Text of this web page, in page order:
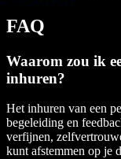
FAQ
Waarom zou ik
inhuren?
Het inhuren van een
begeleiding en
verfijnen,
kunt afstemmen op je